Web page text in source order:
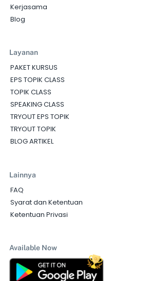
Kerjasama
Blog
Layanan
PAKET KURSUS
EPS TOPIK CLASS
TOPIK CLASS
SPEAKING CLASS
TRYOUT EPS TOPIK
TRYOUT TOPIK
BLOG ARTIKEL
Lainnya
FAQ
Syarat dan Ketentuan
Ketentuan Privasi
Available Now